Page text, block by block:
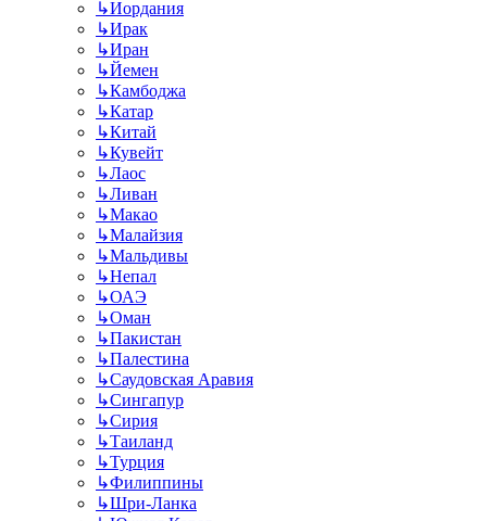
↳Иордания
↳Ирак
↳Иран
↳Йемен
↳Камбоджа
↳Катар
↳Китай
↳Кувейт
↳Лаос
↳Ливан
↳Макао
↳Малайзия
↳Мальдивы
↳Непал
↳ОАЭ
↳Оман
↳Пакистан
↳Палестина
↳Саудовская Аравия
↳Сингапур
↳Сирия
↳Таиланд
↳Турция
↳Филиппины
↳Шри-Ланка